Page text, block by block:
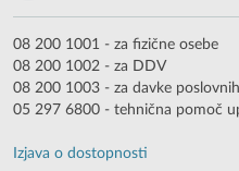
08 200 1001 - za fizične osebe
08 200 1002 - za DDV
08 200 1003 - za davke
05 297 6800 - tehnična pomoč
Izjava o dostopnosti